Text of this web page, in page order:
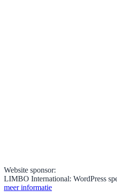
Website sponsor:
LIMBO International: WordPress
meer informatie